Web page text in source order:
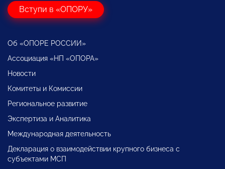
Вступи в «ОПОРУ»
Об «ОПОРЕ РОССИИ»
Ассоциация «НП «ОПОРА»
Новости
Комитеты и Комиссии
Региональное развитие
Экспертиза и Аналитика
Международная деятельность
Декларация о взаимодействии крупного бизнеса с
субъектами МСП